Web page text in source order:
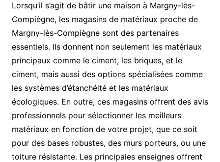
Lorsqu’il s’agit de bâtir une maison à Margny-lès-
Compiègne, les magasins de matériaux proche de
Margny-lès-Compiègne sont des partenaires
essentiels. Ils donnent non seulement les matériaux
principaux comme le ciment, les briques, et le
ciment, mais aussi des options spécialisées comme
les systèmes d’étanchéité et les matériaux
écologiques. En outre, ces magasins offrent des avis
professionnels pour sélectionner les meilleurs
matériaux en fonction de votre projet, que ce soit
pour des bases robustes, des murs porteurs, ou une
toiture résistante. Les principales enseignes offrent